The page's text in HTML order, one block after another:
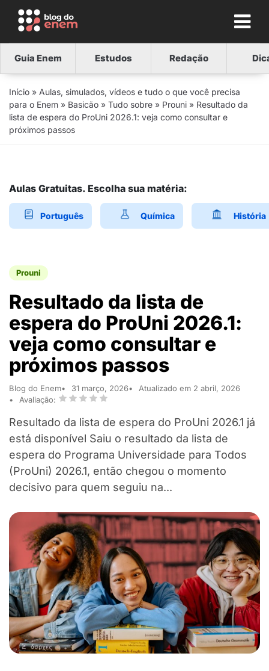
Guia Enem Estudos Redação
Início » Aulas, simulados, vídeos e tudo o que você precisa
para o Enem » Basicão » Tudo sobre » Prouni » Resultado da
lista de espera do ProUni 2026.1: veja como consultar e
próximos passos
Aulas Gratuitas. Escolha sua matéria:
Português Química História
Prouni
Resultado da lista de
espera do ProUni 2026.1:
veja como consultar e
próximos passos
Blog do Enem 31 março, 2026
Atualizado em 2 abril, 2026
Avaliação:
Resultado da lista de espera do ProUni 2026.1 já
está disponível Saiu o resultado da lista de
espera do Programa Universidade para Todos
(ProUni) 2026.1, então chegou o momento
decisivo para quem seguiu na...